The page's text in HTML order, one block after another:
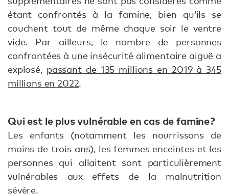
étant confrontés à la famine, bien qu’ils se
couchent tout de même chaque soir le ventre
vide. Par ailleurs, le nombre de personnes
confrontées à une insécurité alimentaire aiguë a
explosé, passant de 135 millions en 2019 à 345
millions en 2022.
Qui est le plus vulnérable en cas de famine ?
Les enfants (notamment les nourrissons de
moins de trois ans), les femmes enceintes et les
personnes qui allaitent sont particulièrement
vulnérables aux effets de la malnutrition
sévère.